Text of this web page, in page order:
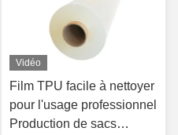
Vidéo
Film TPU facile à nettoyer
pour l'usage professionnel
Production de sacs